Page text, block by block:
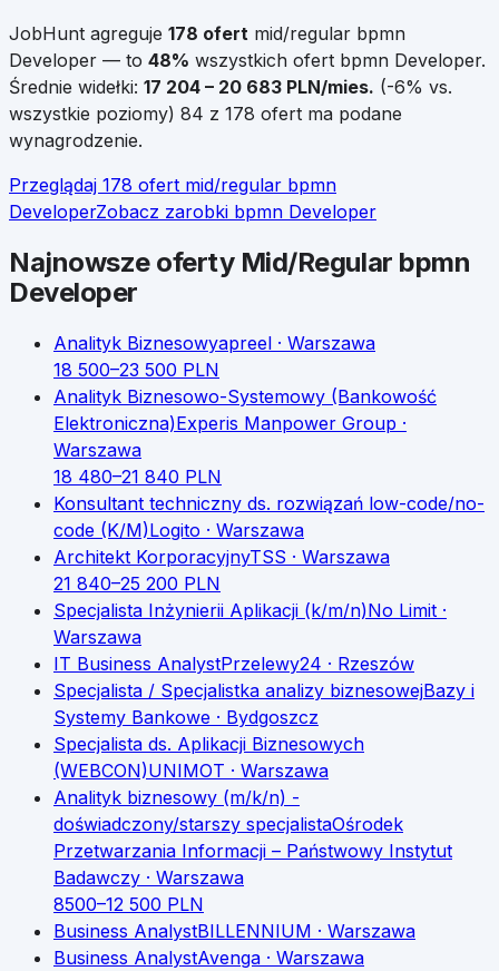
JobHunt agreguje 178 ofert mid/regular bpmn
Developer — to 48% wszystkich ofert bpmn Developer.
Średnie widełki: 17 204 – 20 683 PLN/mies. (-6% vs.
wszystkie poziomy) 84 z 178 ofert ma podane
wynagrodzenie.
Przeglądaj 178 ofert mid/regular bpmn
DeveloperZobacz zarobki bpmn Developer
Najnowsze oferty Mid/Regular bpmn
Developer
Analityk Biznesowyapreel · Warszawa
18 500–23 500 PLN
Analityk Biznesowo-Systemowy (Bankowość
Elektroniczna)Experis Manpower Group ·
Warszawa
18 480–21 840 PLN
Konsultant techniczny ds. rozwiązań low-code/no-
code (K/M)Logito · Warszawa
Architekt KorporacyjnyTSS · Warszawa
21 840–25 200 PLN
Specjalista Inżynierii Aplikacji (k/m/n)No Limit ·
Warszawa
IT Business AnalystPrzelewy24 · Rzeszów
Specjalista / Specjalistka analizy biznesowejBazy i
Systemy Bankowe · Bydgoszcz
Specjalista ds. Aplikacji Biznesowych
(WEBCON)UNIMOT · Warszawa
Analityk biznesowy (m/k/n) -
doświadczony/starszy specjalistaOśrodek
Przetwarzania Informacji – Państwowy Instytut
Badawczy · Warszawa
8500–12 500 PLN
Business AnalystBILLENNIUM · Warszawa
Business AnalystAvenga · Warszawa